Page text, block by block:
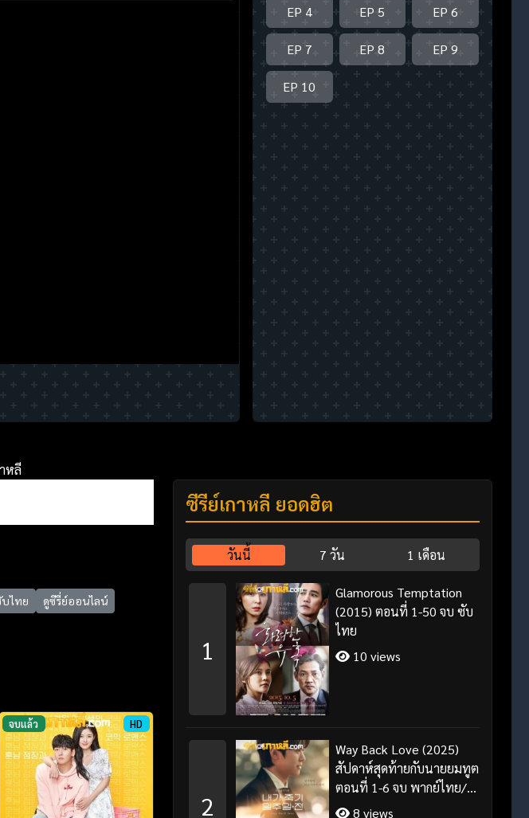
EP 4 EP 5 EP 6
EP 7 EP 8 EP 9
EP 10
หลี
บไทย
ดูซีรี่ย์ออนไลน์
จบแล้ว HD
ซีรี่ย์เกาหลี ยอดฮิต
วันนี้ 7 วัน 1 เดือน
1
Glamorous Temptation
(2015) ตอนที่ 1-50 จบ ซับ
ไทย
10 views
2
Way Back Love (2025)
สัปดาห์สุดท้ายกับนายยมทูต
ตอนที่ 1-6 จบ พากย์ไทย/
ซับไทย8 views